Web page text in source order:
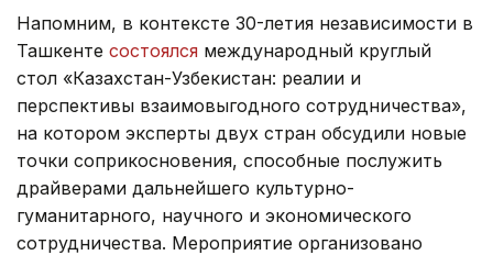
Напомним, в контексте 30-летия независимости в
Ташкенте состоялся международный круглый
стол «Казахстан-Узбекистан: реалии и
перспективы взаимовыгодного сотрудничества»,
на котором эксперты двух стран обсудили новые
точки соприкосновения, способные послужить
драйверами дальнейшего культурно-
гуманитарного, научного и экономического
сотрудничества. Мероприятие организовано